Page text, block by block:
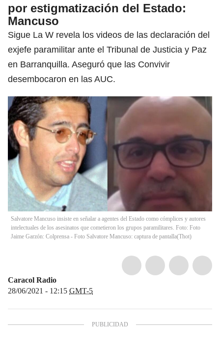
por estigmatización del Estado:
Mancuso
Sigue La W revela los videos de las declaración del
exjefe paramilitar ante el Tribunal de Justicia y Paz
en Barranquilla. Aseguró que las Convivir
desembocaron en las AUC.
Salvatore Mancuso insiste en señalar a agentes del Estado como cómplices y autores
intelectuales de los asesinatos que cometieron los grupos paramilitares. Foto: Foto
Jaime Garzón: Colprensa - Foto Salvatore Mancuso: captura de pantalla(Thot)
Caracol Radio
28/06/2021 - 12:15 GMT-5